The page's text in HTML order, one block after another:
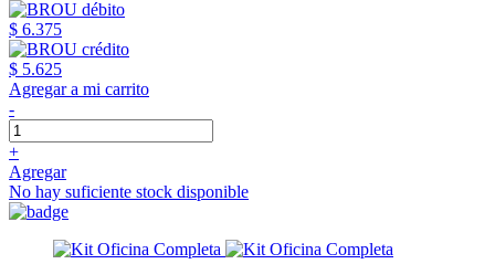
$ 6.375
$ 5.625
Agregar a mi carrito
-
+
Agregar
No hay suficiente stock disponible